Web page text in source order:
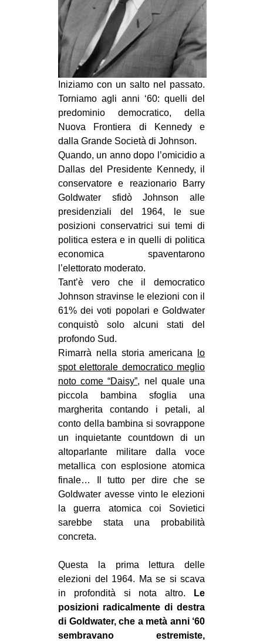
AFRICA
AMERICHE
ESTREMO ORIENTE
EUROPA
MEDIO ORIENTE
EVENTI
in
Fb
tw
bsky
SEARCH
Iniziamo con un salto nel passato.
Torniamo agli anni ‘60: quelli del
predominio democratico, della
Nuova Frontiera di Kennedy e
dalla Grande Società di Johnson.
Quando, un anno dopo l’omicidio a
Dallas del Presidente Kennedy, il
conservatore e reazionario Barry
Goldwater sfidò Johnson alle
presidenziali del 1964, le sue
posizioni conservatrici sui temi di
politica estera e in quelli di politica
economica spaventarono
l’elettorato moderato.
Tant’è vero che il democratico
Johnson stravinse le elezioni con il
61% dei voti popolari e Goldwater
conquistò solo alcuni stati del
profondo Sud.
Rimarrà nella storia americana
lo
spot elettorale democratico meglio
noto come “Daisy”, nel quale una
piccola bambina sfoglia una
margherita contando i petali, al
conto della bambina si sovrappone
un inquietante countdown di un
altoparlante militare dalla voce
metallica con esplosione atomica
finale… Il tutto per dire che se
Goldwater avesse vinto le elezioni
la guerra atomica coi Sovietici
sarebbe stata una probabilità
concreta.
Questa la prima lettura delle
elezioni del 1964. Ma se si scava
in profondità si nota altro.
Le
posizioni radicalmente di destra
di Goldwater, che a metà anni ‘60
sembravano estremiste,